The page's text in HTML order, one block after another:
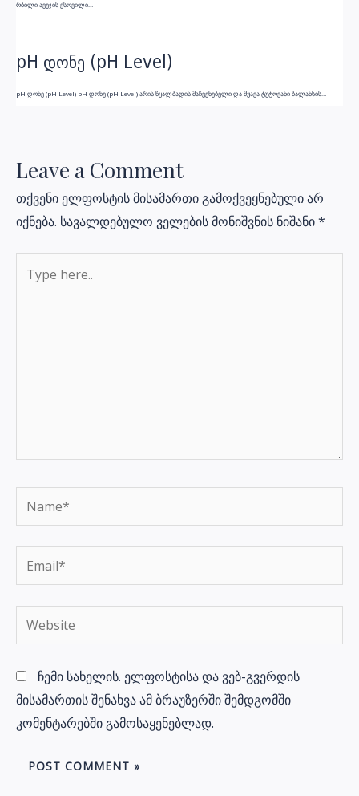
რბილი ავეჯის ქსოვილი…
pH დონე (pH Level)
pH დონე (pH Level) pH დონე (pH Level) არის წყალბადის მაჩვენებელი და მჟავა ტუტოვანი ბალანსის…
Leave a Comment
თქვენი ელფოსტის მისამართი გამოქვეყნებული არ
იქნება. სავალდებულო ველების მონიშვნის ნიშანი*
here..
Name*
Email*
Website
ჩემი სახელის. ელფოსტისა და ვებ-გვერდის
მისამართის შენახვა ამ ბრაუზერში შემდგომში
კომენტარებში გამოსაყენებლად.